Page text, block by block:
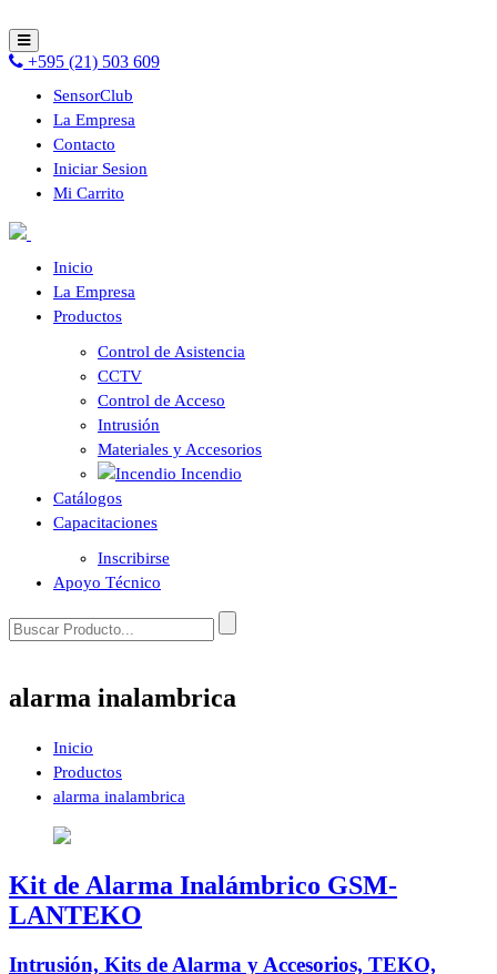
+595 (21) 503 609
SensorClub
La Empresa
Contacto
Iniciar Sesion
Mi Carrito
Inicio
La Empresa
Productos
Control de Asistencia
CCTV
Control de Acceso
Intrusión
Materiales y Accesorios
Incendio
Catálogos
Capacitaciones
Inscribirse
Apoyo Técnico
alarma inalambrica
Inicio
Productos
alarma inalambrica
Kit de Alarma Inalámbrico GSM-
LANTEKO
Intrusión, Kits de Alarma y Accesorios, TEKO,